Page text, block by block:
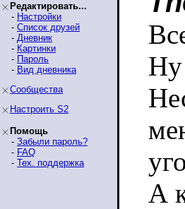
Редактировать...
- Настройки
- Список друзей
- Дневник
- Картинки
- Пароль
- Вид дневника
Сообщества
Настроить S2
Помощь
- Забыли пароль?
- FAQ
- Тех. поддержка
Ну
А